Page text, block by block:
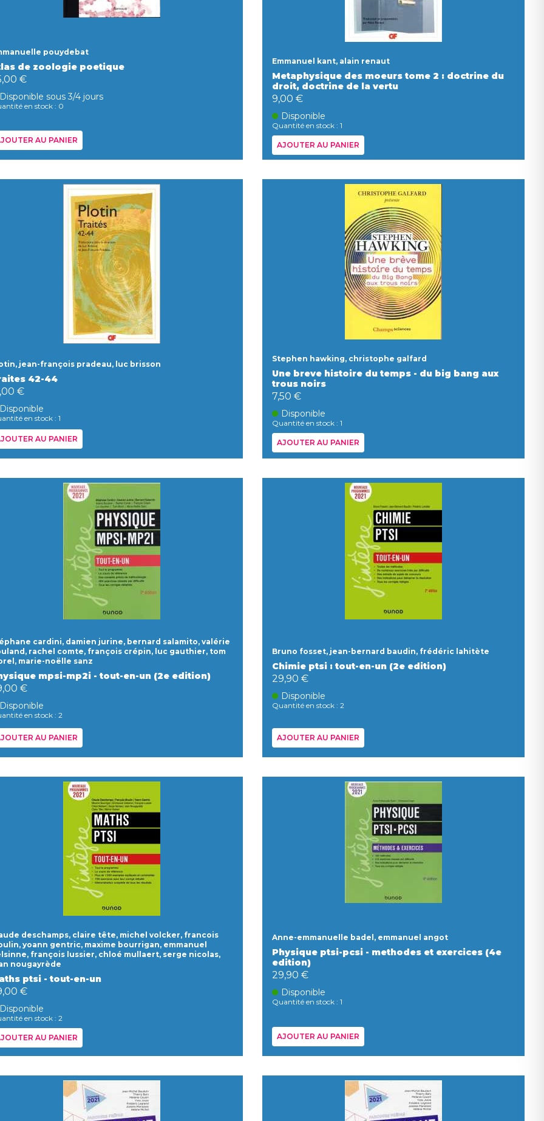
pouydebat
de zoologie poetique
€
Disponible sous 3/4 jours
en stock : 0
AU PANIER
Emmanuel kant, alain renaut
Metaphysique des moeurs tome 2 : doctrine du
droit, doctrine de la vertu
9,00 €
Disponible
Quantité en stock : 1
AJOUTER AU PANIER
jean-françois pradeau, luc brisson
42-44
€
Disponible
en stock : 1
AU PANIER
Stephen hawking, christophe galfard
Une breve histoire du temps - du big bang aux
trous noirs
7,50 €
Disponible
Quantité en stock : 1
AJOUTER AU PANIER
cardini, damien jurine, bernard salamito, valérie
rachel comte, françois crépin, luc gauthier, tom
marie-noëlle sanz
mpsi-mp2i - tout-en-un (2e edition)
€
Disponible
en stock : 2
AU PANIER
Bruno fosset, jean-bernard baudin, frédéric lahitète
Chimie ptsi : tout-en-un (2e edition)
29,90 €
Disponible
Quantité en stock : 2
AJOUTER AU PANIER
deschamps, claire tête, michel volcker, francois
yoann gentric, maxime bourrigan, emmanuel
françois lussier, chloé mullaert, serge nicolas,
nougayrède
ptsi - tout-en-un
€
Disponible
en stock : 2
AU PANIER
Anne-emmanuelle badel, emmanuel angot
Physique ptsi-pcsi - methodes et exercices (4e
edition)
29,90 €
Disponible
Quantité en stock : 1
AJOUTER AU PANIER